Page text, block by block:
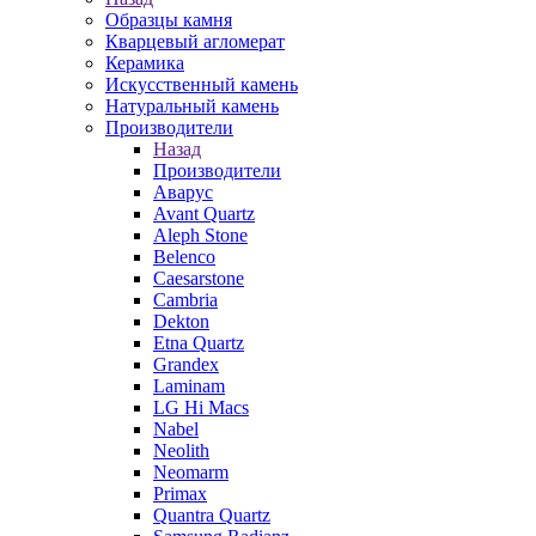
Образцы камня
Кварцевый агломерат
Керамика
Искусственный камень
Натуральный камень
Производители
Назад
Производители
Аварус
Avant Quartz
Aleph Stone
Belenco
Caesarstone
Cambria
Dekton
Etna Quartz
Grandex
Laminam
LG Hi Macs
Nabel
Neolith
Neomarm
Primax
Quantra Quartz